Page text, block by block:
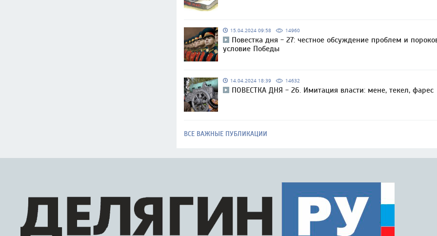
15.04.2024 09:58 14960
Повестка дня - 27: честное обсуждение проблем и
условие Победы
14.04.2024 18:39 14632
ПОВЕСТКА ДНЯ - 26. Имитация власти: мене, текел, фарес
ВСЕ ВАЖНЫЕ ПУБЛИКАЦИИ